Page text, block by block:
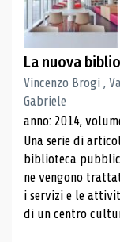
La nuova
Vincenzo Brogi ,
Gabriele
anno: 2014,
Una serie di
biblioteca
ne vengono
i servizi e le
di un centro